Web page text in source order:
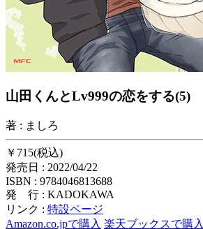
山田くんとLv999の恋をする(5)
著 : ましろ
￥715(税込)
発売日 : 2022/04/22
ISBN : 9784046813688
発 行 : KADOKAWA
リンク : 特設ページ
Amazon.co.jpで購入 楽天ブックスで購入